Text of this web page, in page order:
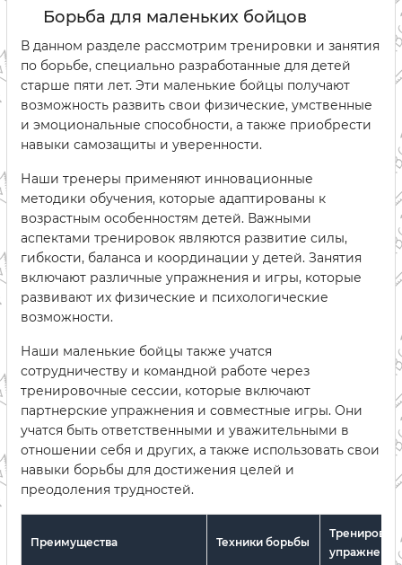
Борьба для маленьких бойцов
В данном разделе рассмотрим тренировки и занятия
по борьбе, специально разработанные для детей
старше пяти лет. Эти маленькие бойцы получают
возможность развить свои физические, умственные
и эмоциональные способности, а также приобрести
навыки самозащиты и уверенности.
Наши тренеры применяют инновационные
методики обучения, которые адаптированы к
возрастным особенностям детей. Важными
аспектами тренировок являются развитие силы,
гибкости, баланса и координации у детей. Занятия
включают различные упражнения и игры, которые
развивают их физические и психологические
возможности.
Наши маленькие бойцы также учатся
сотрудничеству и командной работе через
тренировочные сессии, которые включают
партнерские упражнения и совместные игры. Они
учатся быть ответственными и уважительными в
отношении себя и других, а также использовать свои
навыки борьбы для достижения целей и
преодоления трудностей.
Преимущества Техники борьбы
упражнения